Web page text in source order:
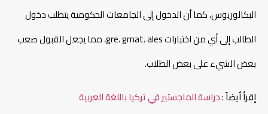
البكالوريوس، كما أن الدخول إلى الجامعات الحكومية يتطلب دخول
الطالب إلى أي من اختبارات gre، gmat، ales، مما يجعل القبول صعب
بعض الشيء على بعض الطلاب.
إقرأ أيضاً :دراسة الماجستير في تركيا باللغة العربية